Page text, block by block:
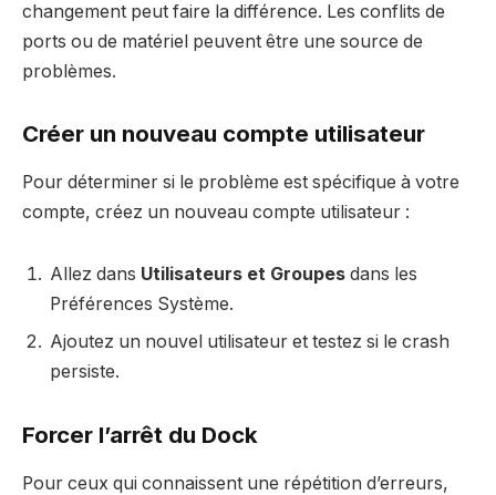
changement peut faire la différence. Les conflits de
ports ou de matériel peuvent être une source de
problèmes.
Créer un nouveau compte utilisateur
Pour déterminer si le problème est spécifique à votre
compte, créez un nouveau compte utilisateur :
Allez dans Utilisateurs et Groupes dans les
Préférences Système.
Ajoutez un nouvel utilisateur et testez si le crash
persiste.
Forcer l’arrêt du Dock
Pour ceux qui connaissent une répétition d’erreurs,